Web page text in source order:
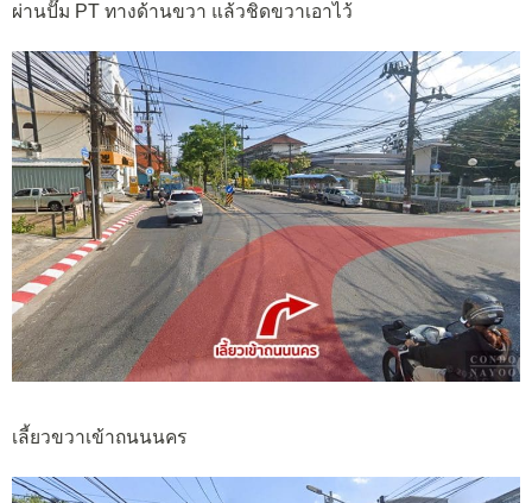
ผ่านปั๊ม PT ทางด้านขวา แล้วชิดขวาเอาไว้
เลี้ยวขวาเข้าถนนนคร